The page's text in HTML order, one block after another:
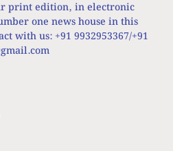
print edition, in electronic
one news house in this
with us: +91 9932953367/+91